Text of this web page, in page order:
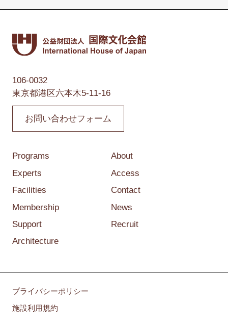
106-0032
東京都港区六本木5-11-16
お問い合わせフォーム
Programs
Experts
Facilities
Membership
Support
Architecture
About
Access
Contact
News
Recruit
プライバシーポリシー
施設利用規約